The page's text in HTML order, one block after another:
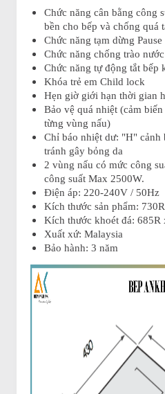
Chức năng cân bằng công
bền cho bếp và chống quá
Chức năng tạm dừng Pause
Chức năng chống trào
Chức năng tự động tắt bếp
Khóa trẻ em Child lock
Hẹn giờ giới hạn thời gian
Bảo vệ quá nhiệt (cảm
từng vùng nấu)
Chỉ báo nhiệt dư: "H" cảnh
tránh gây bỏng da
2 vùng nấu có mức công
công suất Max 2500W.
Điện áp: 220-240V / 50Hz
Kích thước sản phẩm:
Kích thước khoét đá: 685R
Xuất xứ: Malaysia
Bảo hành: 3 năm